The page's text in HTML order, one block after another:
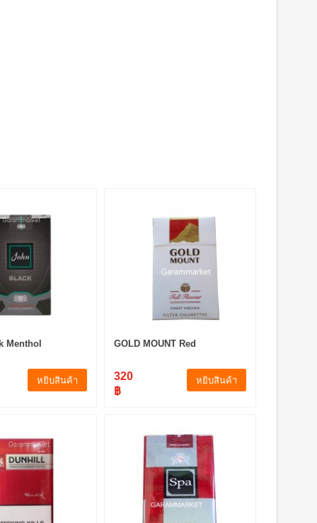
Menthol
หยิบสินค้า
GOLD MOUNT Red
320
฿
หยิบสินค้า